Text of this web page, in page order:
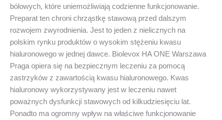
bólowych, które uniemożliwiają codzienne funkcjonowanie.
Preparat ten chroni chrząstkę stawową przed dalszym
rozwojem zwyrodnienia. Jest to jeden z nielicznych na
polskim rynku produktów o wysokim stężeniu kwasu
hialuronowego w jednej dawce. Biolevox HA ONE Warszawa
Praga opiera się na bezpiecznym leczeniu za pomocą
zastrzyków z zawartością kwasu hialuronowego. Kwas
hialuronowy wykorzystywany jest w leczeniu nawet
poważnych dysfunkcji stawowych od kilkudziesięciu lat.
Ponadto ma ogromny wpływ na właściwe funkcjonowanie